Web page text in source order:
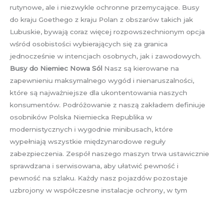
rutynowe, ale i niezwykle ochronne przemycające. Busy
do kraju Goethego z kraju Polan z obszarów takich jak
Lubuskie, bywają coraz więcej rozpowszechnionym opcja
wśród osobistości wybierających się za granica
jednocześnie w intencjach osobnych, jak i zawodowych.
Busy do Niemiec Nowa Sól Nasz są kierowane na
zapewnieniu maksymalnego wygód i nienaruszalności,
które są najważniejsze dla ukontentowania naszych
konsumentów. Podróżowanie z naszą zakładem definiuje
osobników Polska Niemiecka Republika w
modernistycznych i wygodnie minibusach, które
wypełniają wszystkie międzynarodowe reguły
zabezpieczenia. Zespół naszego maszyn trwa ustawicznie
sprawdzana i serwisowana, aby ułatwić pewność i
pewność na szlaku. Każdy nasz pojazdów pozostaje
uzbrojony w współczesne instalacje ochrony, w tym